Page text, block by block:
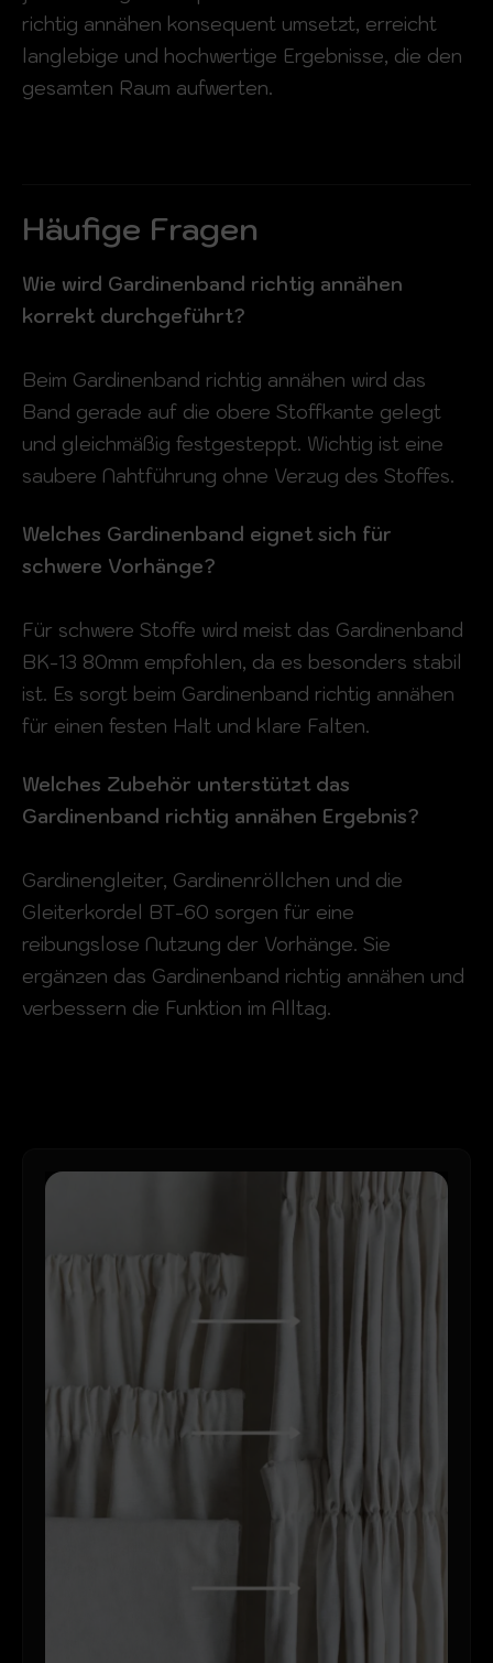
richtig annähen konsequent umsetzt, erreicht
langlebige und hochwertige Ergebnisse, die den
gesamten Raum aufwerten.
Häufige Fragen
Wie wird Gardinenband richtig annähen
korrekt durchgeführt?
Beim Gardinenband richtig annähen wird das
Band gerade auf die obere Stoffkante gelegt
und gleichmäßig festgesteppt. Wichtig ist eine
saubere Nahtführung ohne Verzug des Stoffes.
Welches Gardinenband eignet sich für
schwere Vorhänge?
Für schwere Stoffe wird meist das Gardinenband
BK-13 80mm empfohlen, da es besonders stabil
ist. Es sorgt beim Gardinenband richtig annähen
für einen festen Halt und klare Falten.
Welches Zubehör unterstützt das
Gardinenband richtig annähen Ergebnis?
Gardinengleiter, Gardinenröllchen und die
Gleiterkordel BT-60 sorgen für eine
reibungslose Nutzung der Vorhänge. Sie
ergänzen das Gardinenband richtig annähen und
verbessern die Funktion im Alltag.